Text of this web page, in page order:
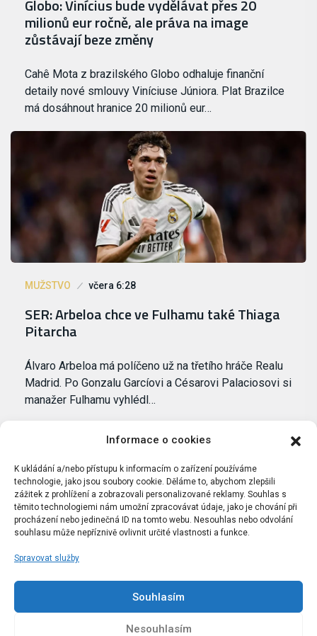
Informace o cookies
K ukládání a/nebo přístupu k informacím o zařízení používáme
technologie, jako jsou soubory cookie. Děláme to, abychom zlepšili
zážitek z prohlížení a zobrazovali personalizované reklamy. Souhlas s
těmito technologiemi nám umožní zpracovávat údaje, jako je chování při
procházení nebo jedinečná ID na tomto webu. Nesouhlas nebo odvolání
souhlasu může nepříznivě ovlivnit určité vlastnosti a funkce.
Spravovat služby
Souhlasím
Nesouhlasím
Globo: Vinícius bude vydělávat přes 20
milionů eur ročně, ale práva na image
zůstávají beze změny
Cahê Mota z brazilského Globo odhaluje finanční
detaily nové smlouvy Viníciuse Júniora. Plat Brazilce
má dosáhnout hranice 20 milionů eur…
MUŽSTVO včera 6:28
SER: Arbeloa chce ve Fulhamu také Thiaga
Pitarcha
Álvaro Arbeloa má políčeno už na třetího hráče Realu
Madrid. Po Gonzalu Garcíovi a Césarovi Palaciosovi si
manažer Fulhamu vyhlédl…